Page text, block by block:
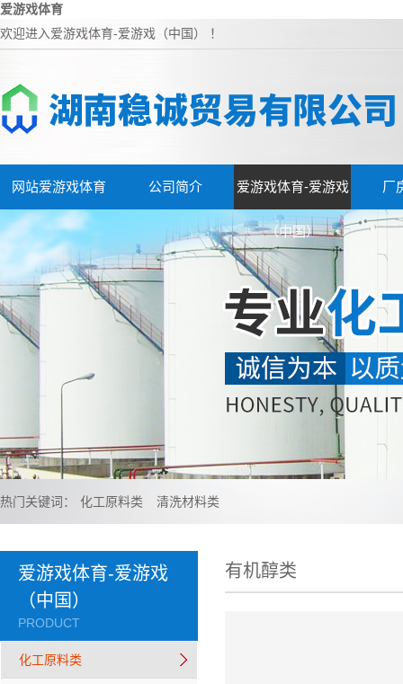
爱游戏体育
欢迎进入爱游戏体育-爱游戏（中国） ！
网站爱游戏体育 公司简介 爱游戏体育-爱游戏
（中国）
厂
热门关键词： 化工原料类 清洗材料类
爱游戏体育-爱游戏
（中国）
PRODUCT
化工原料类
有机醇类